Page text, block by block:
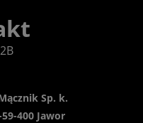
Sp. k.
400 Jawor